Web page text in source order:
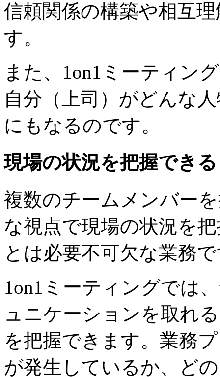
信頼関係の構築や相互
す。
また、1on1ミーティン
自分（上司）がどんな
にもなるのです。
現場の状況を把握できる
複数のチームメンバー
な視点で現場の状況を
とは必要不可欠な業務
1on1ミーティングでは
ュニケーションを取れ
を把握できます。業務
が発生しているか、ど